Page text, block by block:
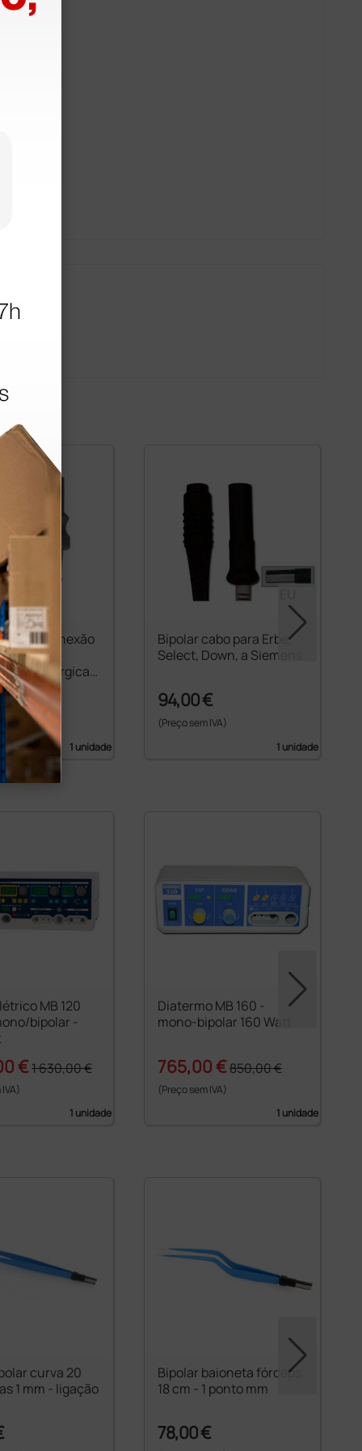
de conexão
UE para
240, 380
1 unidade
Bipolar cabo para Erbe,
Select, Down, a Siemens
94,00 €
(Preço sem IVA)
1 unidade
MB 120
bipolar -
€1 630,00 €
1 unidade
Diatermo MB 160 -
mono-bipolar 160 Watt
765,00 €850,00 €
(Preço sem IVA)
1 unidade
curva 20
1 mm - ligação
Bipolar baioneta fórceps
18 cm - 1 ponto mm
78,00 €